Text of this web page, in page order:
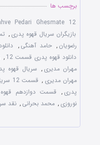
برچسب ها
Pedari Ghesmate 12
بازیگران سریال قهوه پدری ,
رضویان , حامد آهنگی ,
دانلود قهوه پدری قسمت 12
,
مهران مدیری , سریال قهوه
مهران مدیری , قسمت 12 سریال قهوه پدری
پدری , قسمت دوازدهم
نوروزی , محمد بحرانی , نقد